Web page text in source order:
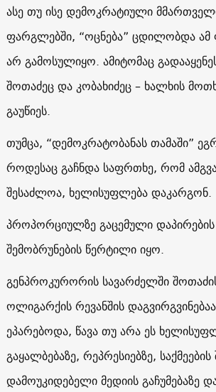
ასე თუ ისე დემოკრატიული
ფარგლებში, “ოცნება” ცდილობდა
არ გამოსულიყო. ამიტომაც
შოთაძეც და კობახიძეც – ხალხის
გაუწიეს.
თუმცა, “დემოკრატობანას თამაში”
როდესაც გაჩნდა საფრთხე, რომ
შესაძლოა, ხელისუფლება დაკარგონ.
პროპორციულზე გაცემული დაპირების
შემობრუნების წერტილი იყო.
გენპროკურორის სავარძელში
ოლიგარქის რევანშის
ეპარებოდა, წავა თუ არა ეს
გაყალბებაზე, რეპრესიებზე, საქმეების
დამოუკიდებელი მედიის გაჩუმებაზე